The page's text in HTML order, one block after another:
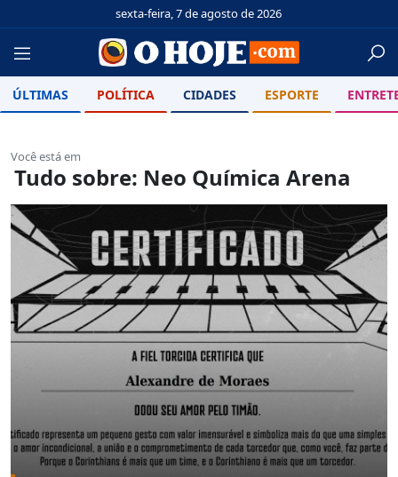
sexta-feira, 7 de agosto de 2026
ÚLTIMAS POLÍTICA CIDADES ESPORTE
Você está em
Tudo sobre: Neo Química Arena